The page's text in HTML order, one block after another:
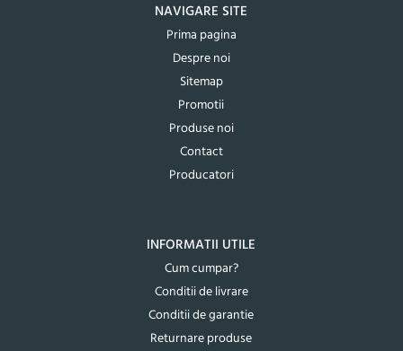
NAVIGARE SITE
Prima pagina
Despre noi
Sitemap
Promotii
Produse noi
Contact
Producatori
INFORMATII UTILE
Cum cumpar?
Conditii de livrare
Conditii de garantie
Returnare produse